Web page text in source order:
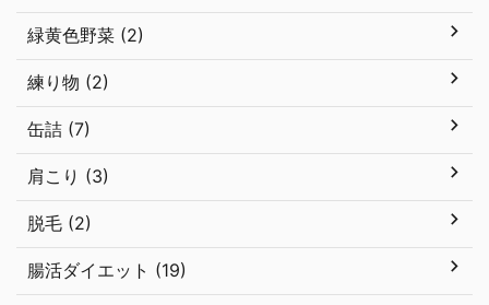
緑黄色野菜 (2)
練り物 (2)
缶詰 (7)
肩こり (3)
脱毛 (2)
腸活ダイエット (19)